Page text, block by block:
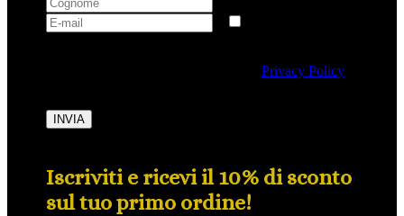
dei dati personali conformemente allaPrivacy Policy
INVIA
Iscriviti e ricevi il 10% di sconto
sul tuo primo ordine!